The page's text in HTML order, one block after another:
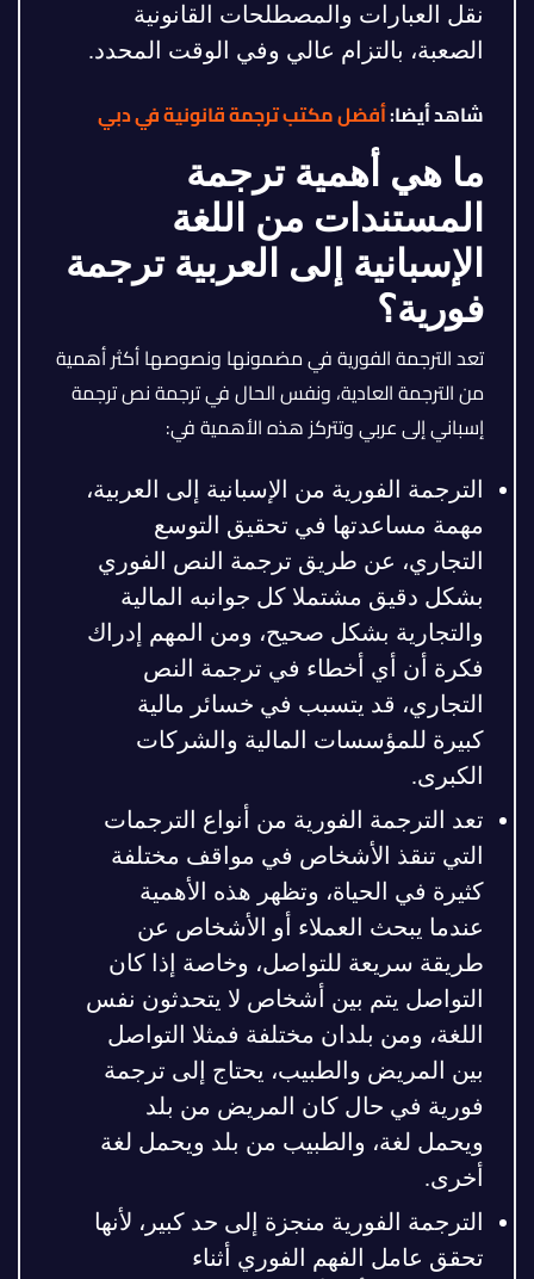
نقل العبارات والمصطلحات القانونية
الصعبة، بالتزام عالي وفي الوقت المحدد.
شاهد أيضا:أفضل مكتب ترجمة قانونية في دبي
ما هي أهمية ترجمة
المستندات من اللغة
الإسبانية إلى العربية ترجمة
فورية؟
تعد الترجمة الفورية في مضمونها ونصوصها أكثر أهمية
من الترجمة العادية، ونفس الحال في ترجمة نص ترجمة
إسباني إلى عربي وتتركز هذه الأهمية في:
الترجمة الفورية من الإسبانية إلى العربية،
مهمة مساعدتها في تحقيق التوسع
التجاري، عن طريق ترجمة النص الفوري
بشكل دقيق مشتملا كل جوانبه المالية
والتجارية بشكل صحيح، ومن المهم إدراك
فكرة أن أي أخطاء في ترجمة النص
التجاري، قد يتسبب في خسائر مالية
كبيرة للمؤسسات المالية والشركات
الكبرى.
تعد الترجمة الفورية من أنواع الترجمات
التي تنقذ الأشخاص في مواقف مختلفة
كثيرة في الحياة، وتظهر هذه الأهمية
عندما يبحث العملاء أو الأشخاص عن
طريقة سريعة للتواصل، وخاصة إذا كان
التواصل يتم بين أشخاص لا يتحدثون نفس
اللغة، ومن بلدان مختلفة فمثلا التواصل
بين المريض والطبيب، يحتاج إلى ترجمة
فورية في حال كان المريض من بلد
ويحمل لغة، والطبيب من بلد ويحمل لغة
أخرى.
الترجمة الفورية منجزة إلى حد كبير، لأنها
تحقق عامل الفهم الفوري أثناء